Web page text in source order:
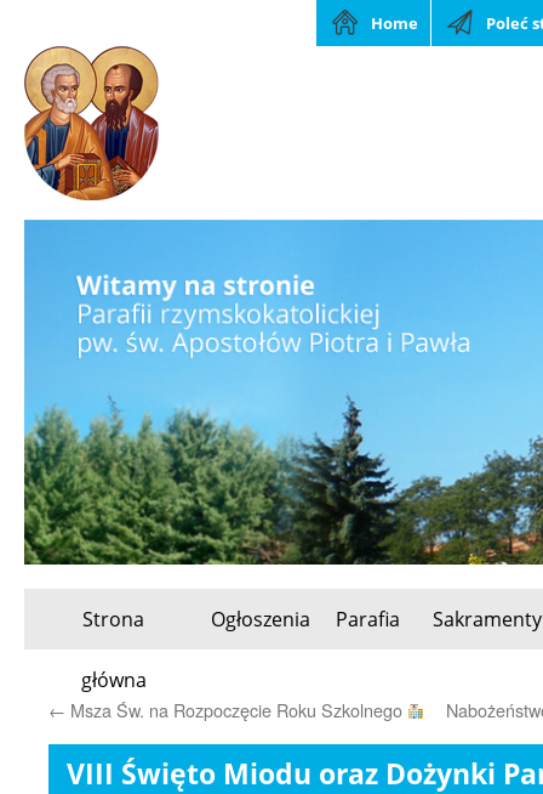
Poleć
Home
Przeskocz
treści
Strona
główna
Ogłoszenia Parafia Sakramenty
← Msza Św. na Rozpoczęcie Roku Szkolnego
VIII Święto Miodu oraz Dożynki